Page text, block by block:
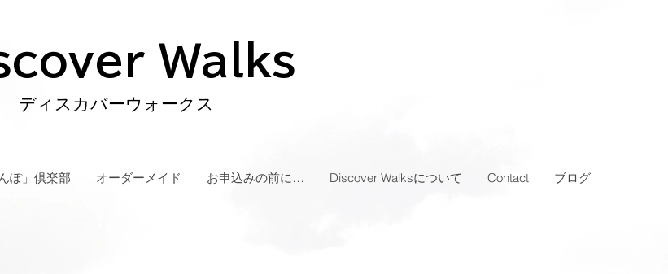
Walks
ディスカバーウォークス
ぽ」倶楽部 オーダーメイド お申込みの前に… Discover Walksについて Contact ブログ